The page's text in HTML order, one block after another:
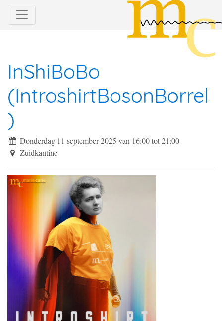
InShiBoBo
(IntroshirtBosonBorrel
)
Donderdag 11 september 2025 van 16:00tot21:00
Zuidkantine